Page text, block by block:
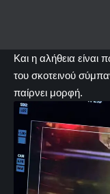
Και η αλήθεια είναι
του σκοτεινού
παίρνει μορφή.